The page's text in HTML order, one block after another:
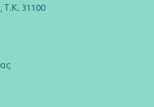
Τ.Κ. 31100